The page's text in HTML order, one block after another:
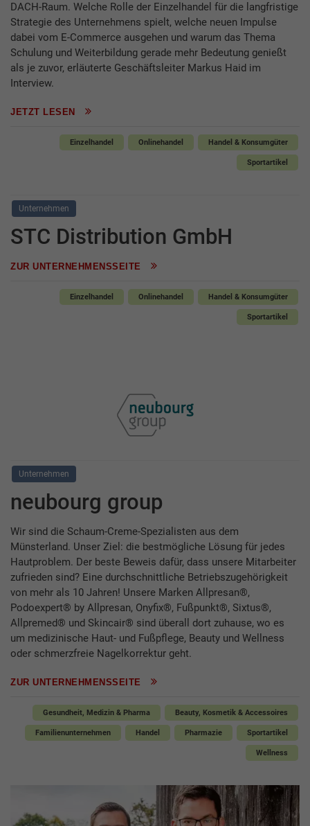
DACH-Raum. Welche Rolle der Einzelhandel für die langfristige
Strategie des Unternehmens spielt, welche neuen Impulse
dabei vom E-Commerce ausgehen und warum das Thema
Schulung und Weiterbildung gerade mehr Bedeutung genießt
als je zuvor, erläuterte Geschäftsleiter Markus Haid im
Interview.
JETZT LESEN
Einzelhandel Onlinehandel Handel & Konsumgüter
Sportartikel
Unternehmen
STC Distribution GmbH
ZUR UNTERNEHMENSSEITE
Einzelhandel Onlinehandel Handel & Konsumgüter
Sportartikel
Unternehmen
neubourg group
Wir sind die Schaum-Creme-Spezialisten aus dem
Münsterland. Unser Ziel: die bestmögliche Lösung für jedes
Hautproblem. Der beste Beweis dafür, dass unsere Mitarbeiter
zufrieden sind? Eine durchschnittliche Betriebszugehörigkeit
von mehr als 10 Jahren! Unsere Marken Allpresan®,
Podoexpert® by Allpresan, Onyfix®, Fußpunkt®, Sixtus®,
Allpremed® und Skincair® sind überall dort zuhause, wo es
um medizinische Haut- und Fußpflege, Beauty und Wellness
oder schmerzfreie Nagelkorrektur geht.
ZUR UNTERNEHMENSSEITE
Gesundheit, Medizin & Pharma Beauty, Kosmetik & Accessoires
Familienunternehmen Handel Pharmazie Sportartikel
Wellness